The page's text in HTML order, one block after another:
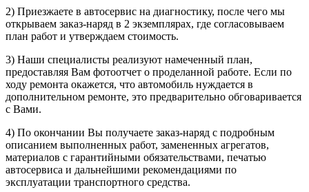
2) Приезжаете в автосервис на диагностику, после чего мы
открываем заказ-наряд в 2 экземплярах, где согласовываем
план работ и утверждаем стоимость.
3) Наши специалисты реализуют намеченный план,
предоставляя Вам фотоотчет о проделанной работе. Если по
ходу ремонта окажется, что автомобиль нуждается в
дополнительном ремонте, это предварительно обговаривается
с Вами.
4) По окончании Вы получаете заказ-наряд с подробным
описанием выполненных работ, замененных агрегатов,
материалов с гарантийными обязательствами, печатью
автосервиса и дальнейшими рекомендациями по
эксплуатации транспортного средства.